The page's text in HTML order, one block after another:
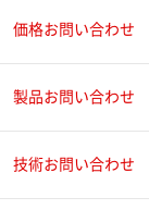
価格お問い合わせ
製品お問い合わせ
技術お問い合わせ